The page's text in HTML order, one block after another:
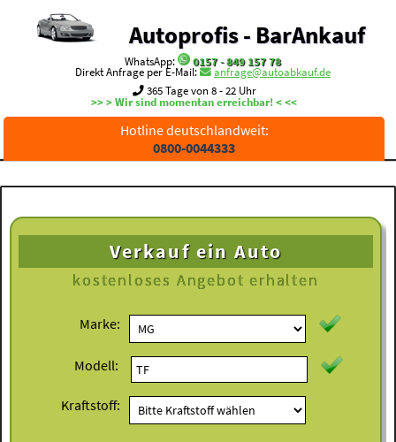
Autoprofis - BarAnkauf
WhatsApp:
0157 - 849 157 78
Direkt Anfrage per E-Mail:
anfrage@autoabkauf.de
365 Tage von 8 - 22 Uhr
>> > Wir sind momentan erreichbar! < <<
Hotline deutschlandweit:
0800-0044333
Verkauf ein Auto
kostenloses Angebot erhalten
Marke:
Modell:
Kraftstoff: